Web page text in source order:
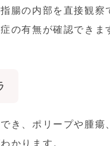
腸の内部を直接観察
の有無が確認できま
き、ポリープや腫瘍
かります。